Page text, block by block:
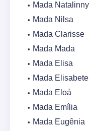
Mada Natalinny
Mada Nilsa
Mada Clarisse
Mada Mada
Mada Elisa
Mada Elisabete
Mada Eloá
Mada Emília
Mada Eugênia